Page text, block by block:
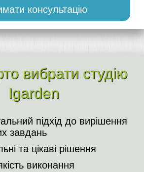
та благополуччя.
консультацію
вибрати студію
Igarden
підхід до вирішення
завдань
та цікаві рішення
виконання